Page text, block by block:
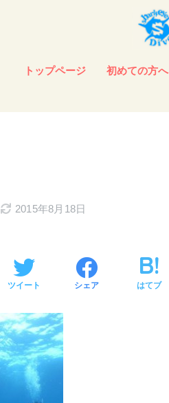
トップページ 初めての方へ
2015年8月18日
ツイート シェア はてブ